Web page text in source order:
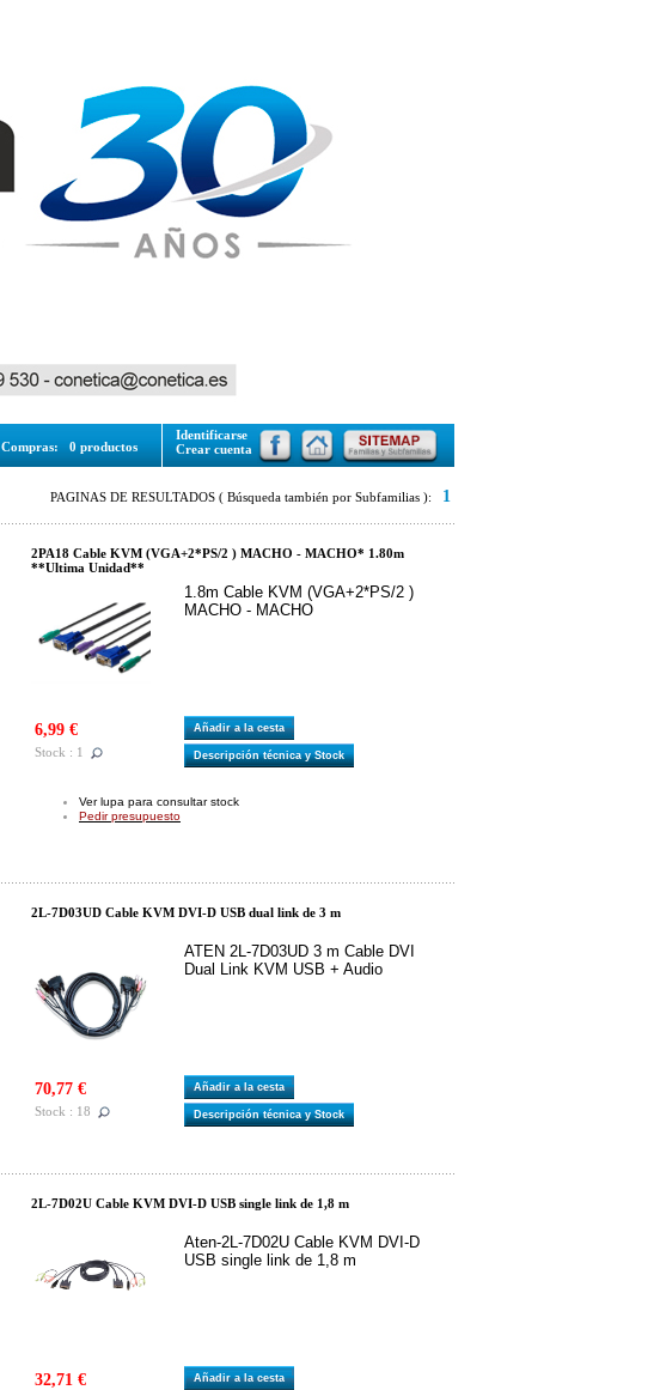
Compras: 0 productos
Identificarse
Crear cuenta
PAGINAS DE RESULTADOS ( Búsqueda también por Subfamilias ): 1
2PA18 Cable KVM (VGA+2*PS/2 ) MACHO - MACHO* 1.80m
**Ultima Unidad**
1.8m Cable KVM (VGA+2*PS/2 )
MACHO - MACHO
6,99 €
Stock : 1
Añadir a la cesta
Descripción técnica y Stock
Ver lupa para consultar stock
Pedir presupuesto
2L-7D03UD Cable KVM DVI-D USB dual link de 3 m
ATEN 2L-7D03UD 3 m Cable DVI
Dual Link KVM USB + Audio
70,77 €
Stock : 18
Añadir a la cesta
Descripción técnica y Stock
2L-7D02U Cable KVM DVI-D USB single link de 1,8 m
Aten-2L-7D02U Cable KVM DVI-D
USB single link de 1,8 m
32,71 € Añadir a la cesta